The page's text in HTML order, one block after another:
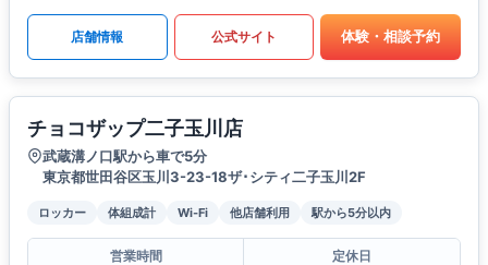
店舗情報 公式サイト 体験・相談予約
チョコザップ二子玉川店
武蔵溝ノ口駅から車で5分
東京都世田谷区玉川3-23-18ザ･シティ二子玉川2F
ロッカー 体組成計 Wi-Fi 他店舗利用 駅から5分以内
営業時間
定休日